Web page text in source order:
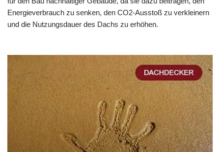
Energieverbrauch zu senken, den CO2-Ausstoß zu verkleinern
und die Nutzungsdauer des Dachs zu erhöhen.